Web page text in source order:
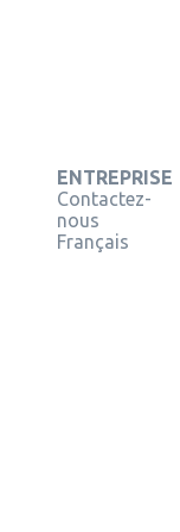
ENTREPRISE
Contactez-
nous
Français